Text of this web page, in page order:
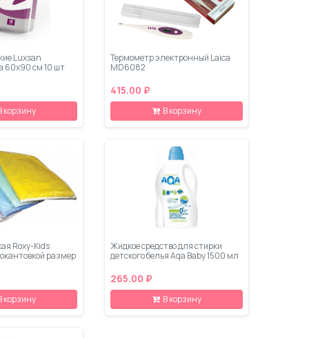
Luxsan
60х90 см 10 шт
корзину
Термометр электронный Laica
MD6082
415.00 ₽
В корзину
Roxy-Kids
размер
корзину
Жидкое средство для стирки
детского белья Aqa Baby 1500 мл
265.00 ₽
В корзину